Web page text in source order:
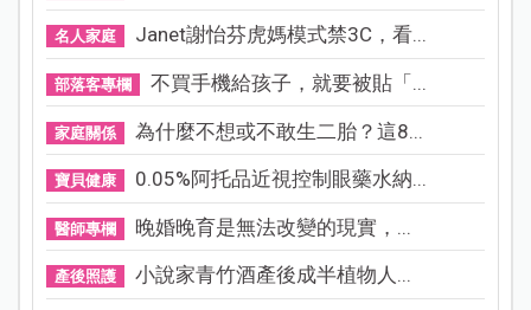
名人家庭 Janet謝怡芬虎媽模式禁3C，看...
部落客專欄 不買手機給孩子，就要被貼「...
家庭關係 為什麼不想或不敢生二胎？這8...
寶貝健康 0.05%阿托品近視控制眼藥水納...
醫師專欄 晚婚晚育是無法改變的現實，...
產後照護 小說家青竹酒產後成半植物人...